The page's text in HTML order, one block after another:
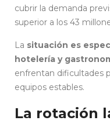
cubrir la demanda
superior a los 43
La situación es
hotelería y
enfrentan dificultades
equipos estables.
La rotación